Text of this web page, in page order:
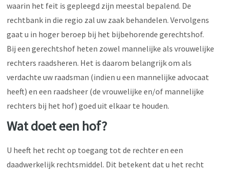
waarin het feit is gepleegd zijn meestal bepalend. De
rechtbank in die regio zal uw zaak behandelen. Vervolgens
gaat u in hoger beroep bij het bijbehorende gerechtshof.
Bij een gerechtshof heten zowel mannelijke als vrouwelijke
rechters raadsheren. Het is daarom belangrijk om als
verdachte uw raadsman (indien u een mannelijke advocaat
heeft) en een raadsheer (de vrouwelijke en/of mannelijke
rechters bij het hof) goed uit elkaar te houden.
Wat doet een hof?
U heeft het recht op toegang tot de rechter en een
daadwerkelijk rechtsmiddel. Dit betekent dat u het recht